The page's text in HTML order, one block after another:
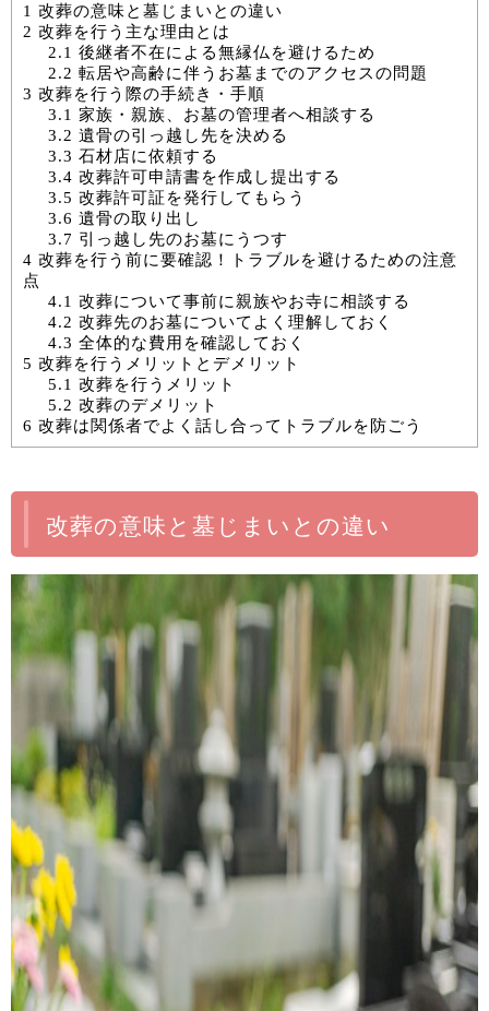
1 改葬の意味と墓じまいとの違い
2 改葬を行う主な理由とは
2.1 後継者不在による無縁仏を避けるため
2.2 転居や高齢に伴うお墓までのアクセスの問題
3 改葬を行う際の手続き・手順
3.1 家族・親族、お墓の管理者へ相談する
3.2 遺骨の引っ越し先を決める
3.3 石材店に依頼する
3.4 改葬許可申請書を作成し提出する
3.5 改葬許可証を発行してもらう
3.6 遺骨の取り出し
3.7 引っ越し先のお墓にうつす
4 改葬を行う前に要確認！トラブルを避けるための注意
点
4.1 改葬について事前に親族やお寺に相談する
4.2 改葬先のお墓についてよく理解しておく
4.3 全体的な費用を確認しておく
5 改葬を行うメリットとデメリット
5.1 改葬を行うメリット
5.2 改葬のデメリット
6 改葬は関係者でよく話し合ってトラブルを防ごう
改葬の意味と墓じまいとの違い